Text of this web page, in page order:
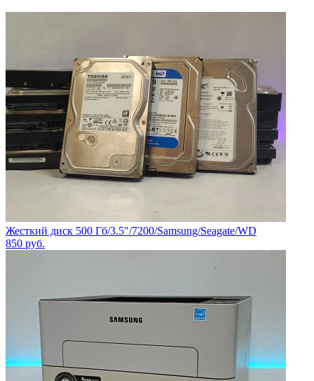
Жесткий диск 500 Гб/3.5"/7200/Samsung/Seagate/WD
850 руб.